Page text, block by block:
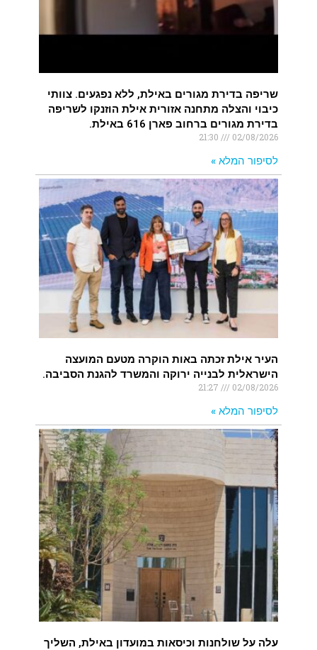
שריפה בדירת מגורים באילת, ללא נפגעים. צוותי
כיבוי והצלה מתחנה אזורית אילת הוזנקו לשריפה
בדירת מגורים ברחוב פארן 616 באילת.
02/08/2026
לסיפור המלא »
העיר אילת זכתה באות הוקרה מטעם המועצה
הישראלית לבנייה ירוקה והמשרד להגנת הסביבה.
02/08/2026
לסיפור המלא »
עלה על שולחנות וכיסאות במועדון באילת, השליך